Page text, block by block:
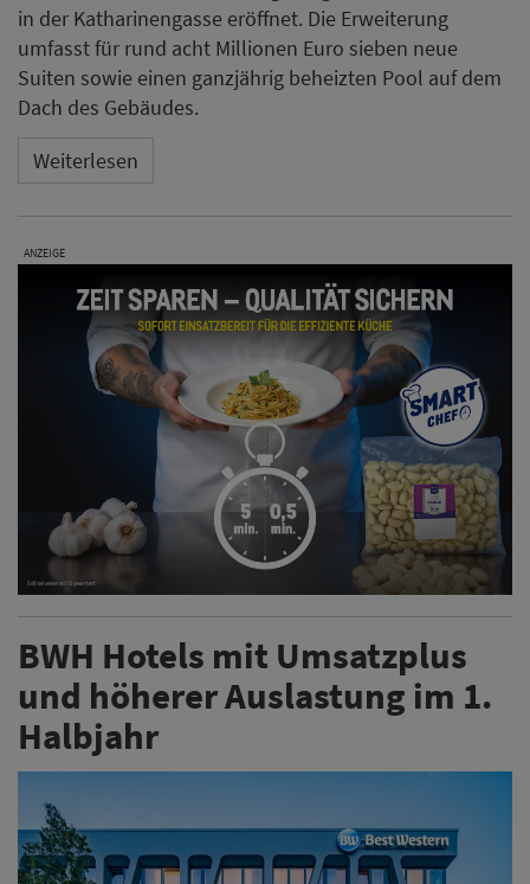
in der Katharinengasse eröffnet. Die Erweiterung
umfasst für rund acht Millionen Euro sieben neue
Suiten sowie einen ganzjährig beheizten Pool auf dem
Dach des Gebäudes.
Weiterlesen
ANZEIGE
BWH Hotels mit Umsatzplus
und höherer Auslastung im 1.
Halbjahr